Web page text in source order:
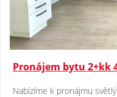
Pronájem bytu 2+kk
Nabízíme k pronájmu